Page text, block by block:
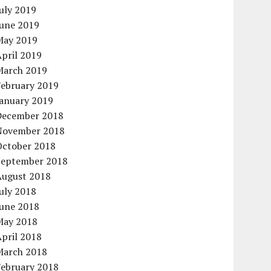
2019
2019
2019
2019
2019
2019
2019
2018
2018
2018
2018
2018
2018
2018
2018
2018
2018
2018